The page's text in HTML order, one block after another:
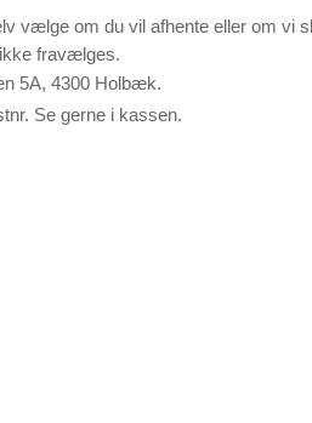
vælge om du vil afhente eller om vi
fravælges.
5A, 4300 Holbæk.
Se gerne i kassen.